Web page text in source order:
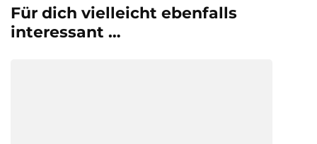
Für dich vielleicht ebenfalls
interessant …